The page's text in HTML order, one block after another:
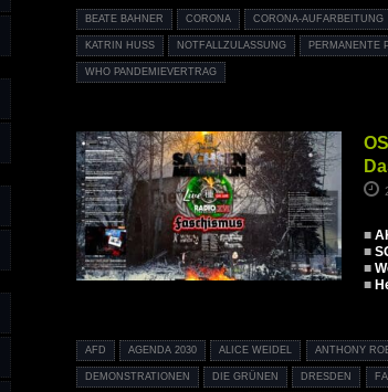
BEATE BAHNER CORONA CORONA-AUFARBEITUNG
KATRIN HUSS NOTFALLZULASSUNG PERMANENTE
WHO PANDEMIEVERTRAG
■
■
■
■
AFD AGENDA 2030 ALICE WEIDEL ANTHONY
DEMONSTRATIONEN DIE GRÜNEN DRESDEN